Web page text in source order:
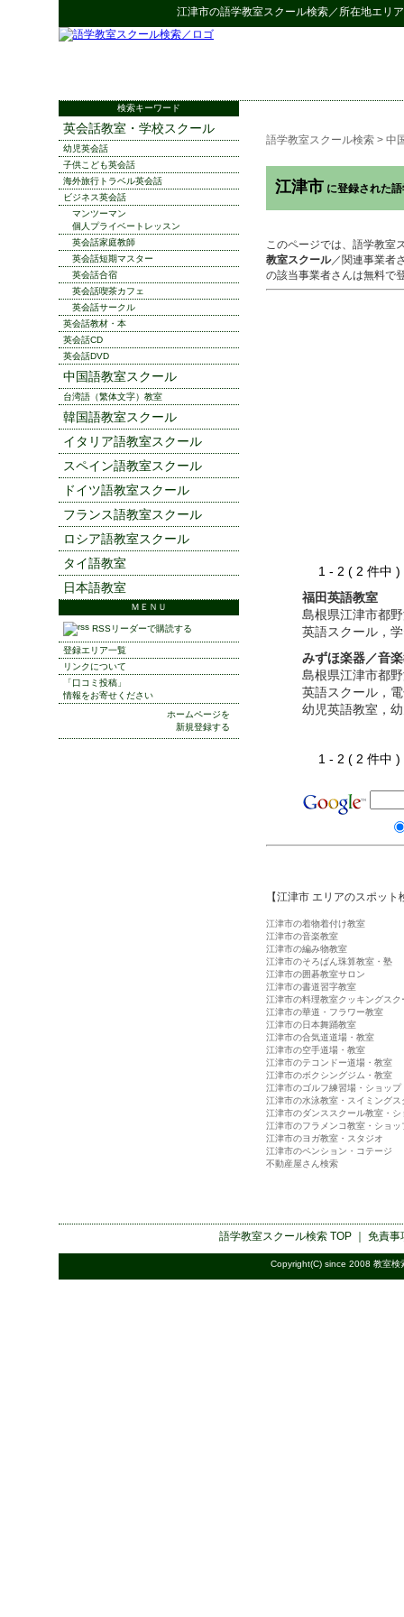
江津市の語学教室スクール検索／所在地エリ
語学教室スクール検索 > 中
江津市 に登録された
このページでは、語学教室
教室スクール／関連事業者
の該当事業者さんは無料で
1 - 2 ( 2 件
福田英語教室
島根県江津市都
英語スクール，
みずほ楽器／音
島根県江津市都
英語スクール，
幼児英語教室，
1 - 2 ( 2 件
【江津市 エリアのスポット
江津市の着物着付け教室
江津市の音楽教室
江津市の編み物教室
江津市のそろばん珠算教室・塾
江津市の囲碁教室サロン
江津市の書道習字教室
江津市の料理教室クッキングスク
江津市の華道・フラワー教室
江津市の日本舞踊教室
江津市の合気道道場・教室
江津市の空手道場・教室
江津市のテコンドー道場・教室
江津市のボクシングジム・教室
江津市のゴルフ練習場・ショップ
江津市の水泳教室・スイミングス
江津市のダンススクール教室・シ
江津市のフラメンコ教室・ショッ
江津市のヨガ教室・スタジオ
江津市のペンション・コテージ
不動産屋さん検索
検索キーワード
英会話教室・学校スクール
幼児英会話
子供こども英会話
海外旅行トラベル英会話
ビジネス英会話
マンツーマン
個人プライベートレッスン
英会話家庭教師
英会話短期マスター
英会話合宿
英会話喫茶カフェ
英会話サークル
英会話教材・本
英会話CD
英会話DVD
中国語教室スクール
台湾語（繁体文字）教室
韓国語教室スクール
イタリア語教室スクール
スペイン語教室スクール
ドイツ語教室スクール
フランス語教室スクール
ロシア語教室スクール
タイ語教室
日本語教室
ＭＥＮＵ
RSSリーダーで購読する
登録エリア一覧
リンクについて
「口コミ投稿」
情報をお寄せください
ホームページを
新規登録する
語学教室スクール検索TOP ｜ 免責事
Copyright(C) since 2008 教室検